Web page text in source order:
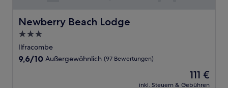
Newberry Beach Lodge
Newberry Beach Lodge
3.0-
Sterne-
Unterkunft
Ilfracombe
9.6
9,6/10 Außergewöhnlich (97 Bewertungen)
Der
Preis
111 €
inkl. Steuern & Gebühren